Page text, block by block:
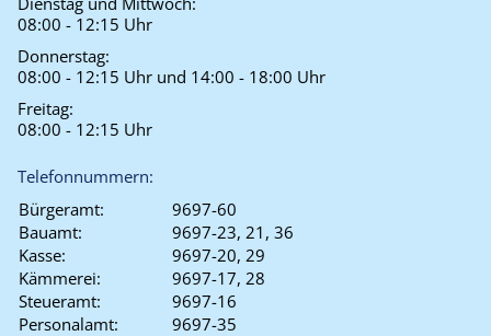
08:00 - 12:15 Uhr
Donnerstag:
08:00 - 12:15 Uhr und 14:00 - 18:00 Uhr
Freitag:
08:00 - 12:15 Uhr
Telefonnummern:
Bürgeramt:
9697-60
Bauamt:
9697-23, 21, 36
Kasse:
9697-20, 29
Kämmerei:
9697-17, 28
Steueramt:
9697-16
Personalamt:
9697-35